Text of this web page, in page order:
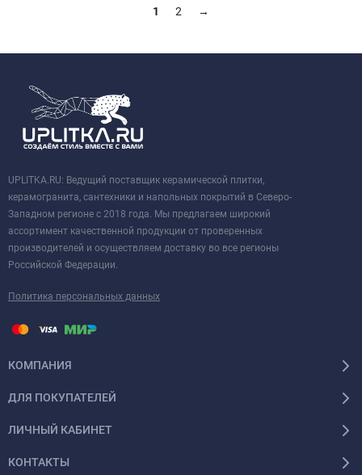
1 2 →
UPLITKA.RU: Ведущий поставщик керамической плитки,
керамогранита, сантехники и напольных покрытий в Северо-
Западном регионе с 2018 года. Мы предлагаем широкий
ассортимент качественной продукции от проверенных
производителей и осуществляем доставку во все регионы
Российской Федерации.
Политика персональных данных
КОМПАНИЯ
ДЛЯ ПОКУПАТЕЛЕЙ
ЛИЧНЫЙ КАБИНЕТ
КОНТАКТЫ